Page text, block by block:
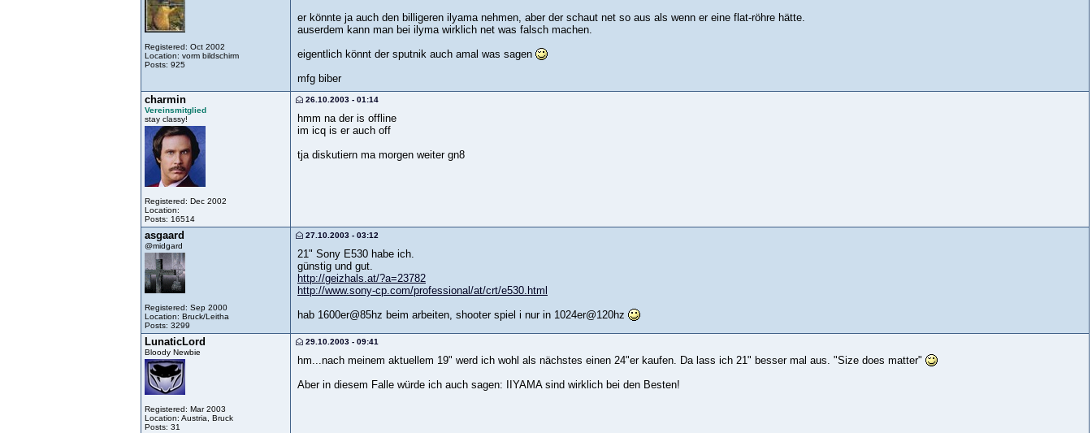
Registered: Oct 2002
Location: vorm bildschirm
Posts: 925
er könnte ja auch den billigeren ilyama nehmen, aber der schaut net so aus als wenn er eine flat-röhre hätte.
auserdem kann man bei ilyma wirklich net was falsch machen.
eigentlich könnt der sputnik auch amal was sagen
mfg biber
charmin
Vereinsmitglied
stay classy!
Registered: Dec 2002
Location:
Posts: 16514
26.10.2003 - 01:14
hmm na der is offline
im icq is er auch off
tja diskutiern ma morgen weiter gn8
asgaard
@midgard
Registered: Sep 2000
Location: Bruck/Leitha
Posts: 3299
27.10.2003 - 03:12
21" Sony E530 habe ich.
günstig und gut.
http://geizhals.at/?a=23782
http://www.sony-cp.com/professional/at/crt/e530.html
hab 1600er@85hz beim arbeiten, shooter spiel i nur in 1024er@120hz
LunaticLord
Bloody Newbie
Registered: Mar 2003
Location: Austria, Bruck
Posts: 31
29.10.2003 - 09:41
hm...nach meinem aktuellem 19" werd ich wohl als nächstes einen 24"er kaufen. Da lass ich 21" besser mal aus. "Size does matter"
Aber in diesem Falle würde ich auch sagen: IIYAMA sind wirklich bei den Besten!